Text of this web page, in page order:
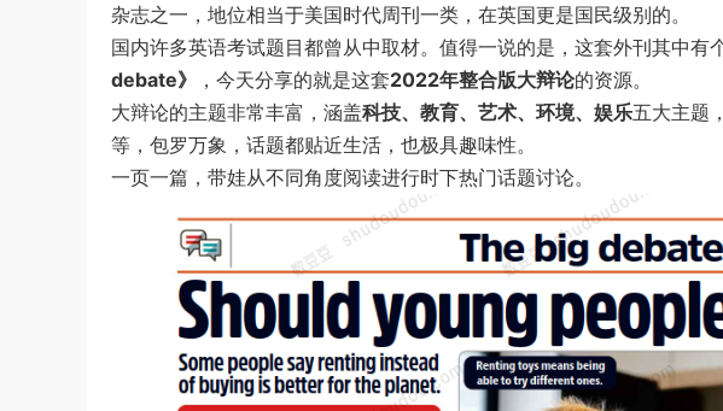
杂志之一，地位相当于美国时代周刊一类，在英国更是国民级别的。
国内许多英语考试题目都曾从中取材。值得一说的是，这套外刊其中
debate》
，今天分享的就是这套2022年整合版大辩论的资源。
大辩论的主题非常丰富，涵盖科技、教育、艺术、环境、娱乐五大主题
等，包罗万象，话题都贴近生活，也极具趣味性。
一页一篇，带娃从不同角度阅读进行时下热门话题讨论。